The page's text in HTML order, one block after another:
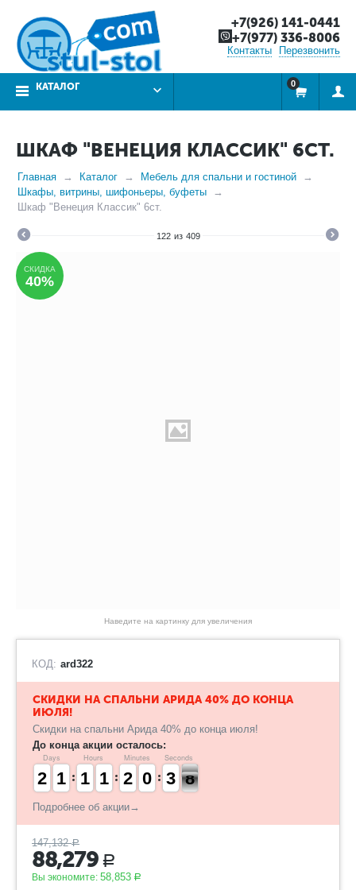
+7(926) 141-0441
+7(977) 336-8006
Контакты Перезвонить
КАТАЛОГ 0
ШКАФ "ВЕНЕЦИЯ КЛАССИК" 6СТ.
Главная Каталог
Мебель для спальни и гостиной
Шкафы, витрины, шифоньеры, буфеты
Шкаф "Венеция Классик" 6ст.
122 из 409
СКИДКА
40%
Наведите на картинку для увеличения
КОД: ard322
​СКИДКИ НА СПАЛЬНИ АРИДА 40% ДО КОНЦА
ИЮЛЯ!
Скидки на спальни Арида 40% до конца июля!
До конца акции осталось:
Days
1
1
2
2 1
1
1
1
Hours
1
1
1
1 1
1
1
1
Minutes
1
1
2
2 9
9
0
0
Seconds
4
3
3 8
7
7
Подробнее об акции→
147,132 Р
88,279 Р
Вы экономите: 58,853 Р